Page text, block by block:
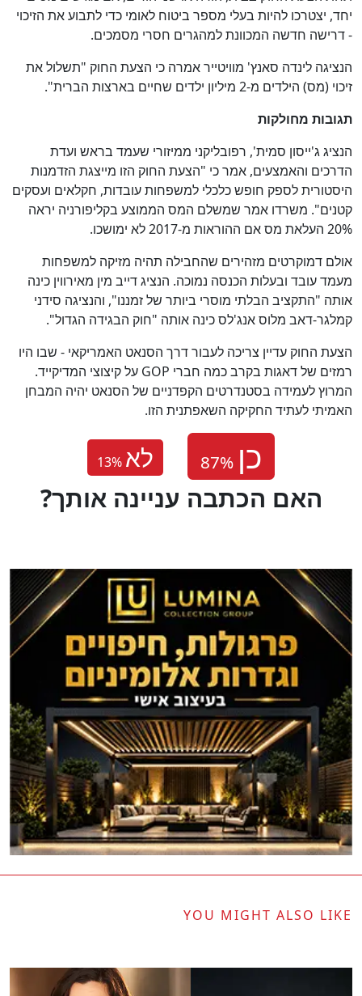
יחד, יצטרכו להיות בעלי מספר ביטוח לאומי כדי לתבוע את הזיכוי
- דרישה חדשה המכוונת למהגרים חסרי מסמכים.
הנציגה לינדה סאנץ' מוויטייר אמרה כי הצעת החוק "תשלול את
זיכוי (מס) הילדים מ-2 מיליון ילדים שחיים בארצות הברית".
תגובות מחולקות
הנציג ג'ייסון סמית', רפובליקני ממיזורי שעמד בראש ועדת
הדרכים והאמצעים, אמר כי "הצעת החוק הזו מייצגת הזדמנות
היסטורית לספק חופש כלכלי למשפחות עובדות, חקלאים ועסקים
קטנים". משרדו אמר שמשלם המס הממוצע בקליפורניה יראה
20% העלאת מס אם ההוראות מ-2017 לא ימושכו.
אולם דמוקרטים מזהירים שהחבילה תהיה מזיקה למשפחות
מעמד עובד ובעלות הכנסה נמוכה. הנציג דייב מין מאירווין כינה
אותה "התקציב הבלתי מוסרי ביותר של זמננו", והנציגה סידני
קמלגר-דאב מלוס אנג'לס כינה אותה "חוק הבגידה הגדול".
הצעת החוק עדיין צריכה לעבור דרך הסנאט האמריקאי - שבו היו
רמזים של דאגות בקרב כמה חברי GOP על קיצוצי המדיקייד.
המרוץ לעמידה בסטנדרטים הקפדניים של הסנאט יהיה המבחן
האמיתי לעתיד החקיקה השאפתנית הזו.
13% לא
?האם הכתבה עניינה אותך
YOU MIGHT ALSO LIKE